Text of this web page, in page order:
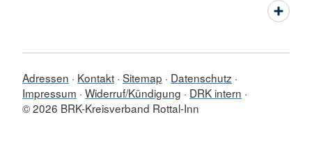
Adressen Kontakt Sitemap
Datenschutz
Impressum Widerruf/Kündigung
DRK intern
© 2026 BRK-Kreisverband Rottal-Inn